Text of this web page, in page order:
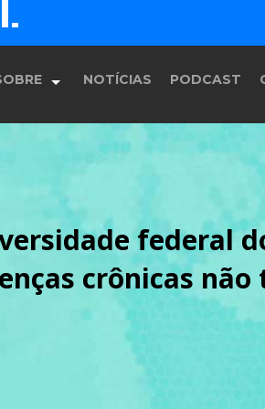
H
Equipe
NOTÍCIAS PODCAST
federal
crônicas